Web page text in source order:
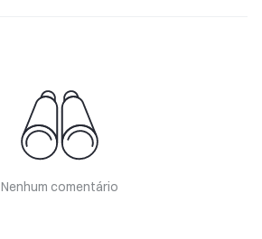
Nenhum comentário